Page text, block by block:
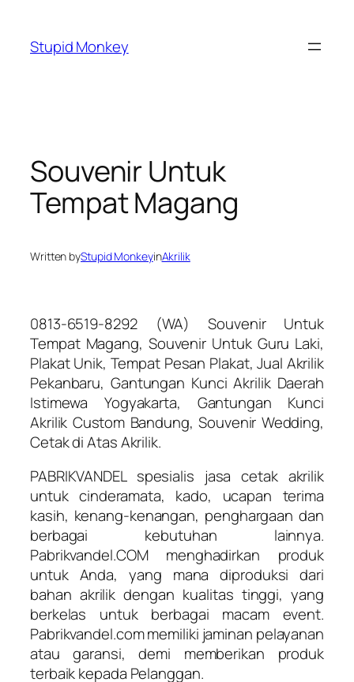
content
Stupid Monkey
Souvenir Untuk
Tempat Magang
Written byStupid MonkeyinAkrilik
0813-6519-8292 (WA) Souvenir Untuk
Tempat Magang, Souvenir Untuk Guru Laki,
Plakat Unik, Tempat Pesan Plakat, Jual Akrilik
Pekanbaru, Gantungan Kunci Akrilik Daerah
Istimewa Yogyakarta, Gantungan Kunci
Akrilik Custom Bandung, Souvenir Wedding,
Cetak di Atas Akrilik.
PABRIKVANDEL spesialis jasa cetak akrilik
untuk cinderamata, kado, ucapan terima
kasih, kenang-kenangan, penghargaan dan
berbagai kebutuhan lainnya.
Pabrikvandel.COM menghadirkan produk
untuk Anda, yang mana diproduksi dari
bahan akrilik dengan kualitas tinggi, yang
berkelas untuk berbagai macam event.
Pabrikvandel.com memiliki jaminan pelayanan
atau garansi, demi memberikan produk
terbaik kepada Pelanggan.